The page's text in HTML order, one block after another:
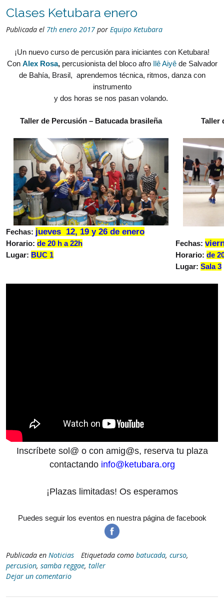
Clases Ketubara enero
Publicada el 7th enero 2017 por Equipo Ketubara
¡Un nuevo curso de percusión para iniciantes con Ketubara!
Con Alex Rosa, percusionista del bloco afro Ilê Aiyêde Salvador
de Bahía, Brasil, aprendemos técnica, ritmos, danza con
instrumento
y dos horas se nos pasan volando.
Taller de Percusión – Batucada brasileña Taller
Fechas: jueves 12, 19 y 26 de enero
Horario: de 20 h a 22h
Lugar: BUC 1
Fechas:
Horario: de
Lugar: Sala 3
Inscríbete sol@ o con amig@s, reserva tu plaza
contactando info@ketubara.org
¡Plazas limitadas! Os esperamos
Puedes seguir los eventos en nuestra página de facebook
Publicada en Noticias Etiquetada como batucada, curso,
percusion, samba reggae, taller
Dejar un comentario